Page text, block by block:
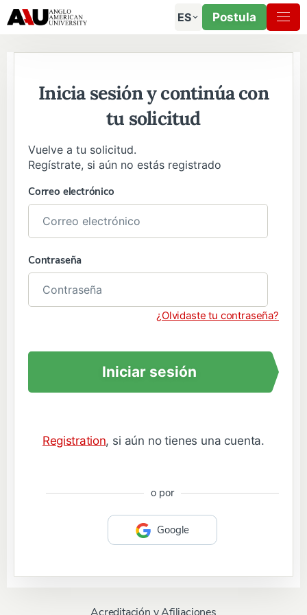
ES Postula
Inicia sesión y continúa con
tu solicitud
Vuelve a tu solicitud.
Regístrate, si aún no estás registrado
Correo electrónico
Contraseña
¿Olvidaste tu contraseña?
Iniciar sesión
Registration, si aún no tienes una cuenta.
o por
Google